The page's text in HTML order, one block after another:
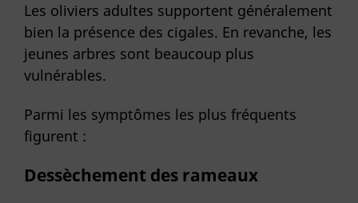
Les oliviers adultes supportent généralement
bien la présence des cigales. En revanche, les
jeunes arbres sont beaucoup plus
vulnérables.
Parmi les symptômes les plus fréquents
figurent :
Dessèchement des rameaux